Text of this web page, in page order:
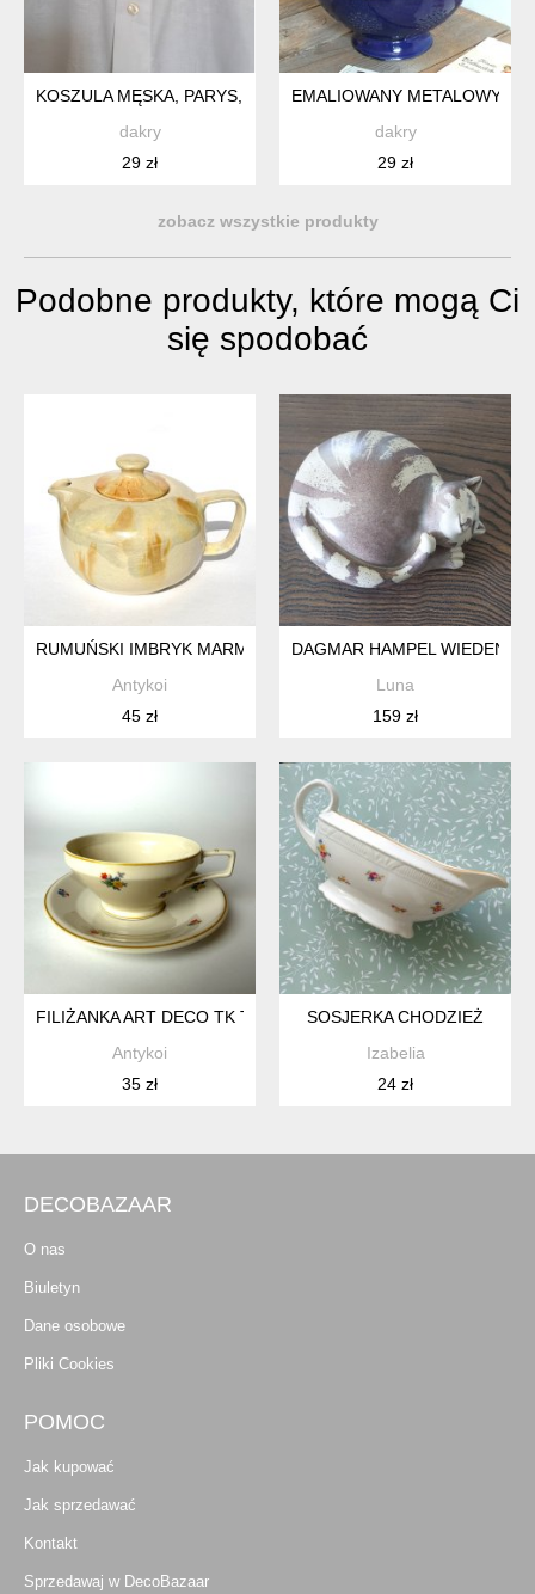
KOSZULA MĘSKA, PARYS, BAWEŁNA
dakry
29 zł
EMALIOWANY METALOWY
dakry
29 zł
zobacz wszystkie produkty
Podobne produkty, które mogą Ci
się spodobać
RUMUŃSKI IMBRYK MARMUREK SZKLIWIONA CERAMIKA
Antykoi
45 zł
DAGMAR HAMPEL WIEDEŃ
Luna
159 zł
FILIŻANKA ART DECO TK THUN BOHEMIA
Antykoi
35 zł
SOSJERKA CHODZIEŻ
Izabelia
24 zł
DECOBAZAAR
O nas
Biuletyn
Dane osobowe
Pliki Cookies
POMOC
Jak kupować
Jak sprzedawać
Kontakt
Sprzedawaj w DecoBazaar